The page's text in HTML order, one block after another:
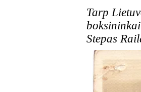
Tarp
Stepas